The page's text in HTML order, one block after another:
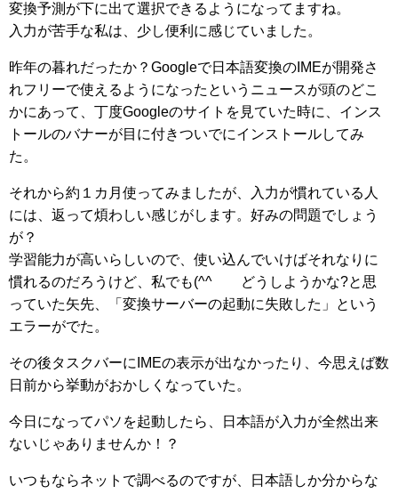
変換予測が下に出て選択できるようになってますね。
入力が苦手な私は、少し便利に感じていました。
昨年の暮れだったか？Googleで日本語変換のIMEが開発さ
れフリーで使えるようになったというニュースが頭のどこ
かにあって、丁度Googleのサイトを見ていた時に、インス
トールのバナーが目に付きついでにインストールしてみ
た。
それから約１カ月使ってみましたが、入力が慣れている人
には、返って煩わしい感じがします。好みの問題でしょう
が？
学習能力が高いらしいので、使い込んでいけばそれなりに
慣れるのだろうけど、私でも(^^ゞ どうしようかな?と思
っていた矢先、「変換サーバーの起動に失敗した」という
エラーがでた。
その後タスクバーにIMEの表示が出なかったり、今思えば数
日前から挙動がおかしくなっていた。
今日になってパソを起動したら、日本語が入力が全然出来
ないじゃありませんか！？
いつもならネットで調べるのですが、日本語しか分からな